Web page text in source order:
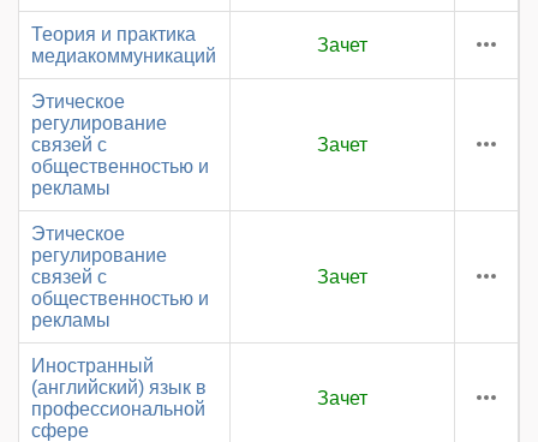
Теория и практика
медиакоммуникаций
Зачет
Этическое
регулирование
связей с
общественностью и
рекламы
Зачет
Этическое
регулирование
связей с
общественностью и
рекламы
Зачет
Иностранный
(английский) язык в
профессиональной
сфере
Зачет